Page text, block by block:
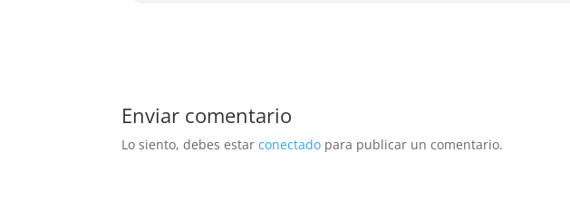
Enviar comentario
Lo siento, debes estarconectado para publicar un comentario.